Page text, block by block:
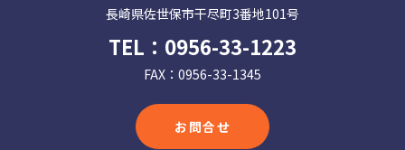
長崎県佐世保市干尽町3番地101号
TEL： 0956-33-1223
FAX：0956-33-1345
お問合せ